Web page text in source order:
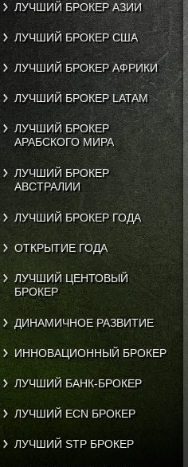
ЛУЧШИЙ БРОКЕР АЗИИ
ЛУЧШИЙ БРОКЕР США
ЛУЧШИЙ БРОКЕР АФРИКИ
ЛУЧШИЙ БРОКЕР LATAM
ЛУЧШИЙ БРОКЕР
АРАБСКОГО МИРА
ЛУЧШИЙ БРОКЕР
АВСТРАЛИИ
ЛУЧШИЙ БРОКЕР ГОДА
ОТКРЫТИЕ ГОДА
ЛУЧШИЙ ЦЕНТОВЫЙ
БРОКЕР
ДИНАМИЧНОЕ РАЗВИТИЕ
ИННОВАЦИОННЫЙ БРОКЕР
ЛУЧШИЙ БАНК-БРОКЕР
ЛУЧШИЙ ECN БРОКЕР
ЛУЧШИЙ STP БРОКЕР